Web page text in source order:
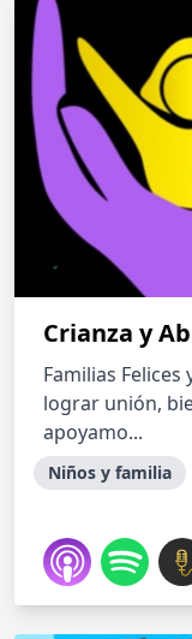
Crianza y
Familias
lograr unión,
apoyamo...
Niños y familia